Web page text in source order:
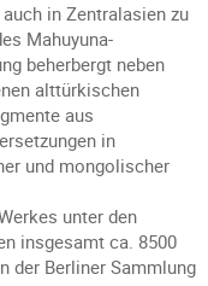
in Zentralasien zu
Mahuyuna-
beherbergt neben
alttürkischen
aus
in
und mongolischer
unter den
insgesamt ca. 8500
der Berliner Sammlung